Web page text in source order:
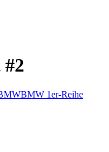
BMW 1er-Reihe